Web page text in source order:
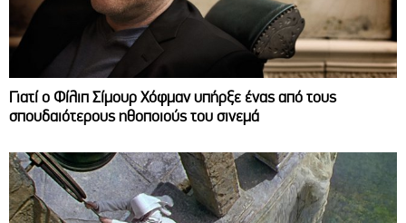
Γιατί ο Φίλιπ Σίμουρ Χόφμαν υπήρξε ένας από τους
σπουδαιότερους ηθοποιούς του σινεμά